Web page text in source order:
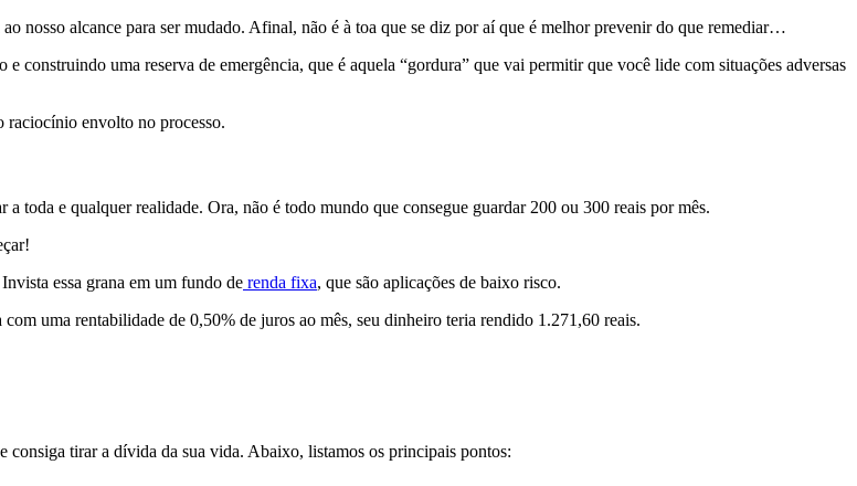
nosso alcance para ser mudado. Afinal, não é à toa que se diz por aí que é melhor prevenir do que remediar…
e construindo uma reserva de emergência, que é aquela “gordura” que vai permitir que você lide com situações adversas
raciocínio envolto no processo.
toda e qualquer realidade. Ora, não é todo mundo que consegue guardar 200 ou 300 reais por mês.
essa grana em um fundo de renda fixa, que são aplicações de baixo risco.
uma rentabilidade de 0,50% de juros ao mês, seu dinheiro teria rendido 1.271,60 reais.
consiga tirar a dívida da sua vida. Abaixo, listamos os principais pontos: